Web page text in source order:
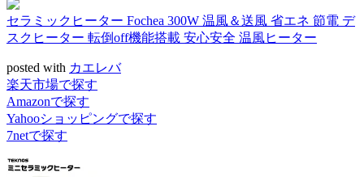
セラミックヒーター Fochea 300W 温風＆送風 省エネ 節電 デ
スクヒーター 転倒off機能搭載 安心安全 温風ヒーター
posted with カエレバ
楽天市場で探す
Amazonで探す
Yahooショッピングで探す
7netで探す